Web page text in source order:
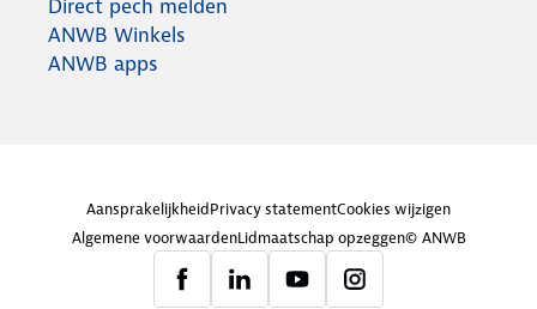
Direct pech melden
ANWB Winkels
ANWB apps
AansprakelijkheidPrivacy statementCookies wijzigen
Algemene voorwaardenLidmaatschap opzeggen© ANWB